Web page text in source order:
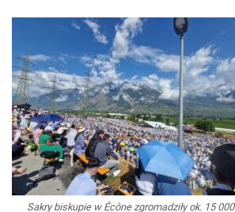
Sakry biskupie w Écône zgromadziły ok. 15 000